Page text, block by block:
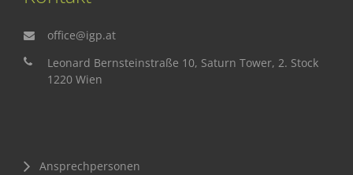
Newsletter
Archiv
office@igp.at
Leonard Bernsteinstraße 10, Saturn Tower, 2. Stock
1220 Wien
Ansprechpersonen